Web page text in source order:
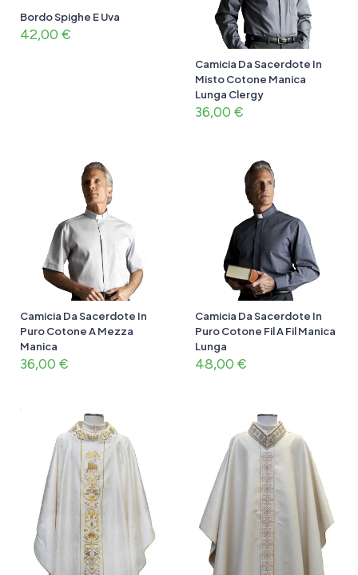
Bordo Spighe E Uva
42,00 €
Camicia Da Sacerdote In
Misto Cotone Manica
Lunga Clergy
36,00 €
Camicia Da Sacerdote In
Puro Cotone A Mezza
Manica
36,00 €
Camicia Da Sacerdote In
Puro Cotone Fil A Fil Manica
Lunga
48,00 €